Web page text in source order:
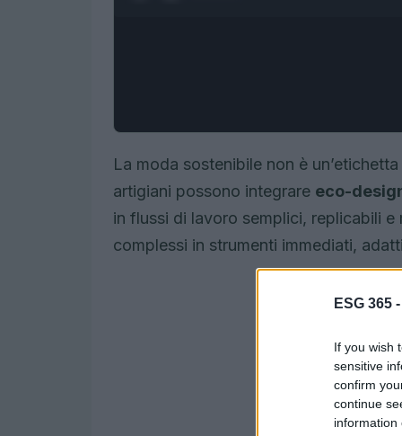
ESG 365 -
If you wish
sensitive
confirm
continue
information
La moda sostenibile non è
artigiani possono integrare eco-
in flussi di lavoro semplici, replicabili
complessi in strumenti immediati,